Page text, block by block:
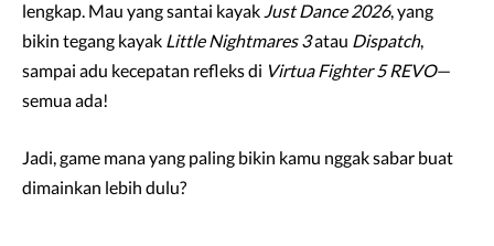
lengkap. Mau yang santai kayak Just Dance 2026, yang
bikin tegang kayak Little Nightmares 3atau Dispatch,
sampai adu kecepatan refleks di Virtua Fighter 5 REVO—
semua ada!
Jadi, game mana yang paling bikin kamu nggak sabar buat
dimainkan lebih dulu?